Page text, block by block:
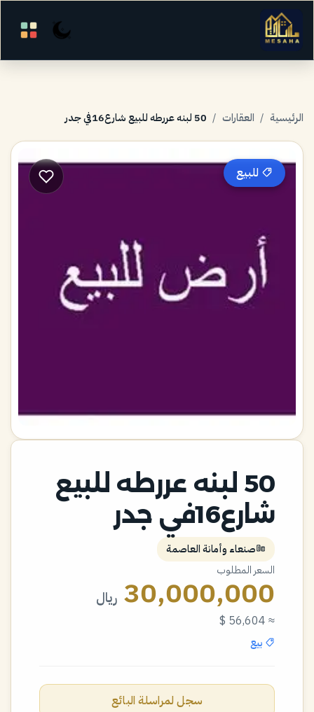
الرئيسية / العقارات / 50 لبنه عررطه للبيع شارع16في جدر
للبيع
50 لبنه عررطه للبيع
شارع16في جدر
صنعاء وأمانة العاصمة
السعر المطلوب
30,000,000 ريال
≈ 56,604 $
بيع
سجل لمراسلة البائع